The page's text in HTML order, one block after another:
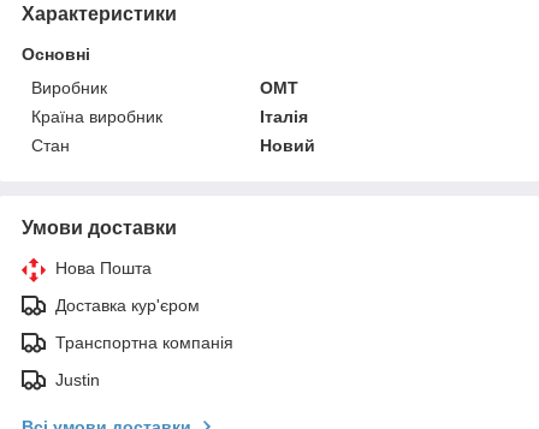
Характеристики
Основні
Виробник
OMT
Країна виробник
Італія
Стан
Новий
Умови доставки
Нова Пошта
Доставка кур'єром
Транспортна компанія
Justin